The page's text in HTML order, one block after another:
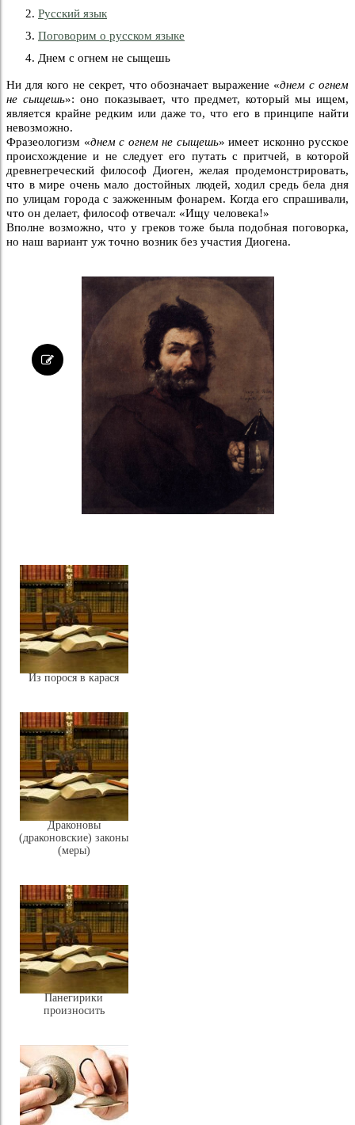
Русский язык
Поговорим о русском языке
Днем с огнем не сыщешь
Ни для кого не секрет, что обозначает выражение «днем с огнем
не сыщешь»: оно показывает, что предмет, который мы ищем,
является крайне редким или даже то, что его в принципе найти
невозможно.
Фразеологизм «днем с огнем не сыщешь» имеет исконно русское
происхождение и не следует его путать с притчей, в которой
древнегреческий философ Диоген, желая продемонстрировать,
что в мире очень мало достойных людей, ходил средь бела дня
по улицам города с зажженным фонарем. Когда его спрашивали,
что он делает, философ отвечал: «Ищу человека!»
Вполне возможно, что у греков тоже была подобная поговорка,
но наш вариант уж точно возник без участия Диогена.
Из порося в карася
Драконовы
(драконовские) законы
(меры)
Панегирики
произносить